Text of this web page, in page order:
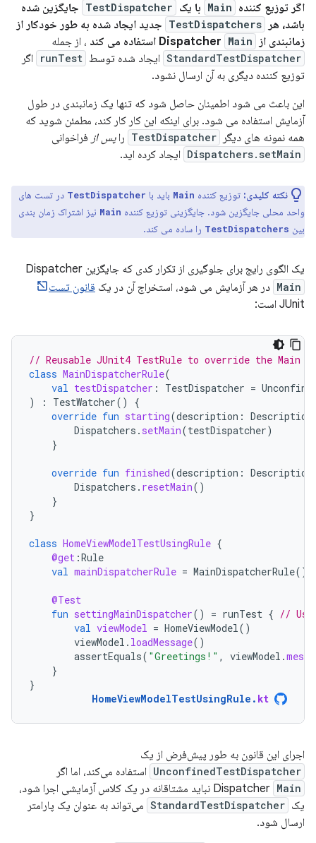
اگر توزیع کننده Main با یک TestDispatcher جایگزین شده
باشد، هر
TestDispatchers جدید ایجاد شده به طور خودکار از
زمانبندی از Dispatcher
Main استفاده می کند ، از جمله
StandardTestDispatcher ایجاد شده توسط runTest
اگر
توزیع کننده دیگری به آن ارسال نشود.
این باعث می شود اطمینان حاصل شود که تنها یک زمانبندی در طول
آزمایش استفاده می شود. برای اینکه این کار کار کند، مطمئن شوید که
همه نمونه های دیگر
TestDispatcher راپس از فراخوانی
Dispatchers.setMain ایجاد کرده اید.
نکته کلیدی: توزیع کننده Main باید با TestDispatcher در تست های
واحد محلی جایگزین شود. جایگزینی توزیع کننده Main نیز اشتراک زمان بندی
بین TestDispatchers را ساده می کند.
یک الگوی رایج برای جلوگیری از تکرار کدی که جایگزین Dispatcher
Main در هر آزمایش می شود، استخراج آن در یک قانون تست
JUnit است:
// Reusable JUnit4 TestRule to override the Main
class MainDispatcherRule(
val testDispatcher : TestDispatcher =
)
: TestWatcher()
{
override fun starting(description : Description
Dispatchers . setMain(testDispatcher)
}
override fun finished(description : Description
Dispatchers . resetMain()
}
}
class HomeViewModelTestUsingRule {
@get :Rule
val mainDispatcherRule = MainDispatcherRule()
@Test
fun settingMainDispatcher() = runTest { //
val viewModel = HomeViewModel()
viewModel . loadMessage()
assertEquals( "Greetings!" , viewModel .
}
}
HomeViewModelTestUsingRule . kt
اجرای این قانون به طور پیش‌فرض از یک
UnconfinedTestDispatcher استفاده می‌کند، اما اگر
Dispatcher Main
نباید مشتاقانه در یک کلاس آزمایشی اجرا شود،
یک StandardTestDispatcher می‌تواند به عنوان یک پارامتر
ارسال شود.